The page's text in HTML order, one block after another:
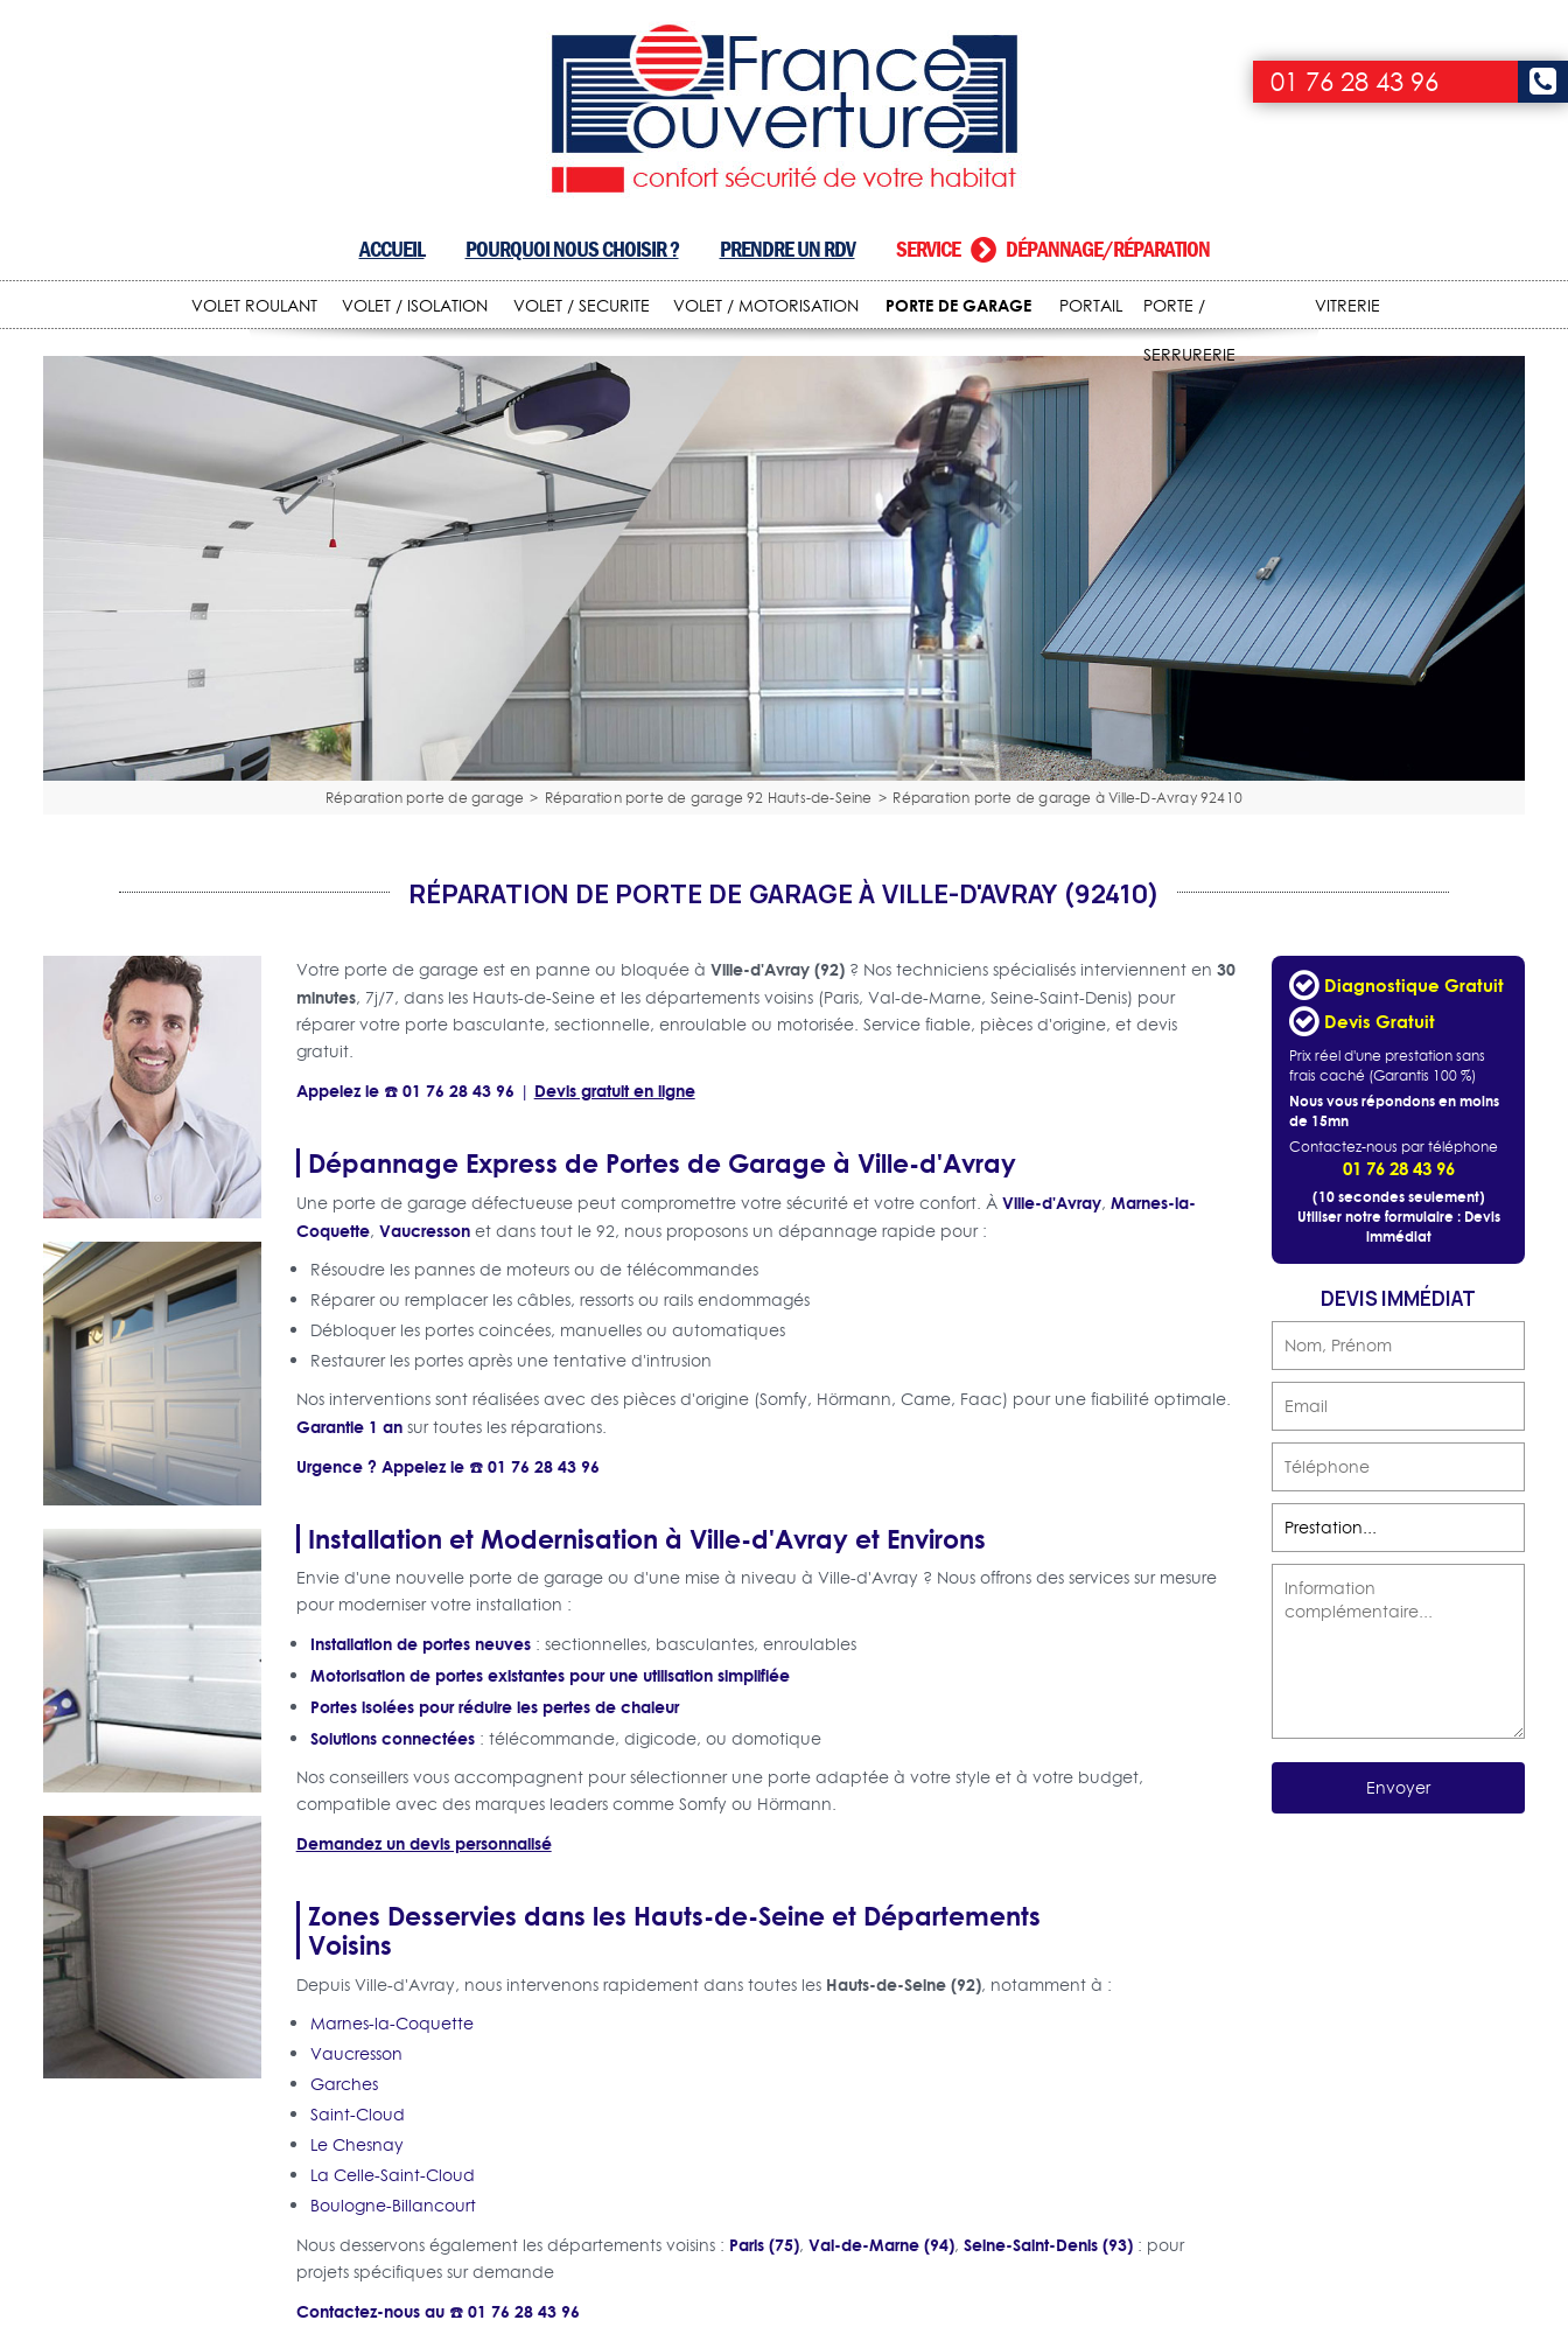
01 76 28 43 96
ACCUEIL POURQUOI NOUS CHOISIR ? PRENDRE UN RDV SERVICE DÉPANNAGE/RÉPARATION
VOLET ROULANT VOLET / ISOLATION VOLET / SECURITE VOLET / MOTORISATION PORTE DE GARAGE PORTAIL PORTE /
SERRURERIE
VITRERIE
Réparation porte de garage > Réparation porte de garage 92 Hauts-de-Seine > Réparation porte de garage à Ville-D-Avray 92410
RÉPARATION DE PORTE DE GARAGE À VILLE-D'AVRAY (92410)
Votre porte de garage est en panne ou bloquée à Ville-d'Avray (92)? Nos techniciens spécialisés interviennent en 30
minutes, 7j/7, dans les Hauts-de-Seine et les départements voisins (Paris, Val-de-Marne, Seine-Saint-Denis) pour
réparer votre porte basculante, sectionnelle, enroulable ou motorisée. Service fiable, pièces d'origine, et devis
gratuit.
Appelez le ☎️ 01 76 28 43 96 | Devis gratuit en ligne
Dépannage Express de Portes de Garage à Ville-d'Avray
Une porte de garage défectueuse peut compromettre votre sécurité et votre confort. À Ville-d'Avray, Marnes-la-
Coquette, Vaucressonet dans tout le 92, nous proposons un dépannage rapide pour :
Résoudre les pannes de moteurs ou de télécommandes
Réparer ou remplacer les câbles, ressorts ou rails endommagés
Débloquer les portes coincées, manuelles ou automatiques
Restaurer les portes après une tentative d'intrusion
Nos interventions sont réalisées avec des pièces d'origine (Somfy, Hörmann, Came, Faac) pour une fiabilité optimale.
Garantie 1 ansur toutes les réparations.
Urgence ? Appelez le ☎️ 01 76 28 43 96
Installation et Modernisation à Ville-d'Avray et Environs
Envie d'une nouvelle porte de garage ou d'une mise à niveau à Ville-d'Avray ? Nous offrons des services sur mesure
pour moderniser votre installation :
Installation de portes neuves: sectionnelles, basculantes, enroulables
Motorisation de portes existantes pour une utilisation simplifiée
Portes isolées pour réduire les pertes de chaleur
Solutions connectées: télécommande, digicode, ou domotique
Nos conseillers vous accompagnent pour sélectionner une porte adaptée à votre style et à votre budget,
compatible avec des marques leaders comme Somfy ou Hörmann.
Demandez un devis personnalisé
Zones Desservies dans les Hauts-de-Seine et Départements
Voisins
Depuis Ville-d'Avray, nous intervenons rapidement dans toutes les Hauts-de-Seine (92), notamment à :
Marnes-la-Coquette
Vaucresson
Garches
Saint-Cloud
Le Chesnay
La Celle-Saint-Cloud
Boulogne-Billancourt
Nous desservons également les départements voisins : Paris (75), Val-de-Marne (94), Seine-Saint-Denis (93): pour
projets spécifiques sur demande
Contactez-nous au ☎️ 01 76 28 43 96
Diagnostique Gratuit
Devis Gratuit
Prix réel d'une prestation sans
frais caché (Garantis 100 %)
Nous vous répondons en moins
de 15mn
Contactez-nous par téléphone
01 76 28 43 96
(10 secondes seulement)
Utiliser notre formulaire : Devis
immédiat
DEVIS IMMÉDIAT